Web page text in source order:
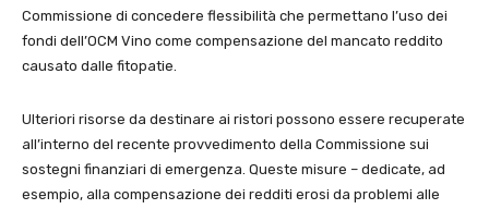
Commissione di concedere flessibilità che permettano l’uso dei
fondi dell’OCM Vino come compensazione del mancato reddito
causato dalle fitopatie.
Ulteriori risorse da destinare ai ristori possono essere recuperate
all’interno del recente provvedimento della Commissione sui
sostegni finanziari di emergenza. Queste misure – dedicate, ad
esempio, alla compensazione dei redditi erosi da problemi alle